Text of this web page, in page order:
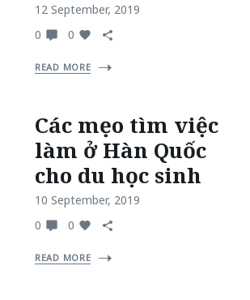
12 September, 2019
0
0
READ MORE
Các mẹo tìm việc
làm ở Hàn Quốc
cho du học sinh
10 September, 2019
0
0
READ MORE